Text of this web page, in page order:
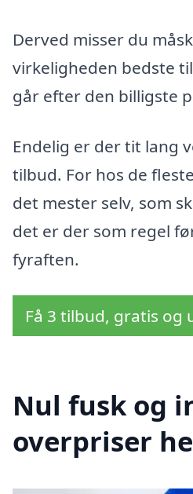
Derved misser du
virkeligheden bedste
går efter den billigste
Endelig er der tit lang
tilbud. For hos de
det mester selv, som
det er der som regel
fyraften.
Få 3 tilbud, gratis og
Nul fusk og
overpriser